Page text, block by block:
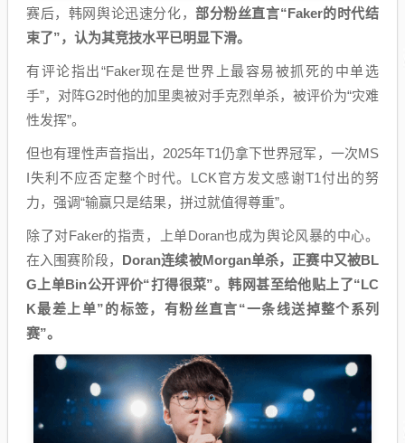
赛后，韩网舆论迅速分化，部分粉丝直言“Faker的时代结
束了”，认为其竞技水平已明显下滑。
有评论指出“Faker现在是世界上最容易被抓死的中单选
手”，对阵G2时他的加里奥被对手克烈单杀，被评价为“灾难
性发挥”。
但也有理性声音指出，2025年T1仍拿下世界冠军，一次MS
I失利不应否定整个时代。LCK官方发文感谢T1付出的努
力，强调“输赢只是结果，拼过就值得尊重”。
除了对Faker的指责，上单Doran也成为舆论风暴的中心。
在入围赛阶段， Doran连续被Morgan单杀，正赛中又被BL
G上单Bin公开评价“打得很菜”。韩网甚至给他贴上了“LC
K最差上单”的标签，有粉丝直言“一条线送掉整个系列
赛”。